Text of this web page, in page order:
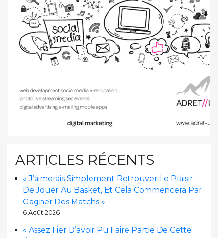
ARTICLES RÉCENTS
« J’aimerais Simplement Retrouver Le Plaisir
De Jouer Au Basket, Et Cela Commencera Par
Gagner Des Matchs »
6 Août 2026
« Assez Fier D’avoir Pu Faire Partie De Cette